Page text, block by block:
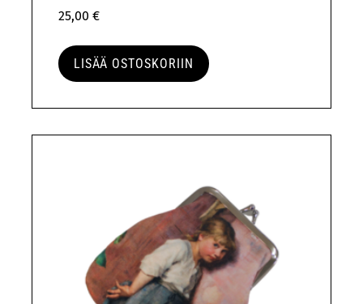
25,00 €
LISÄÄ OSTOSKORIIN